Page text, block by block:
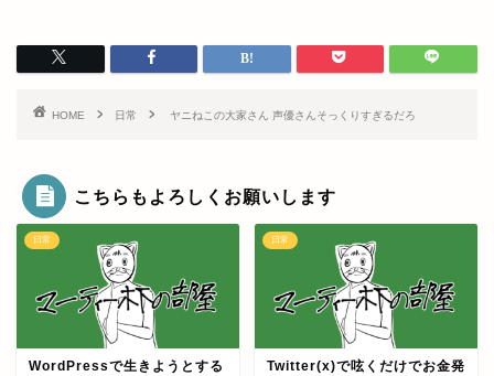
HOME 日常 ヤニねこの大家さん 声優さんそっくりすぎるだろ
こちらもよろしくお願いします
日常
WordPressで生きようとする
日常
Twitter(x)で呟くだけでお金発